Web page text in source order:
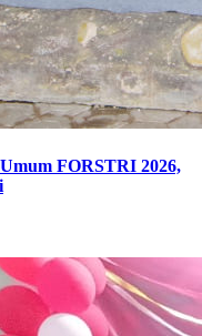
FORSTRI 2026,